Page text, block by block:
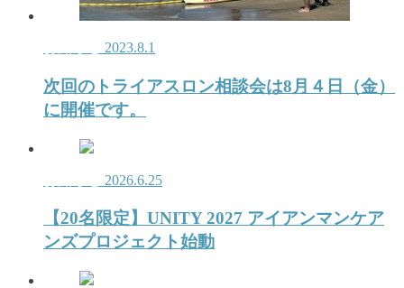
2023.8.1
次回のトライアスロン相談会は8月４日（金）
に開催です。
2026.6.25
【20名限定】UNITY 2027 アイアンマンケア
ンズプロジェクト始動